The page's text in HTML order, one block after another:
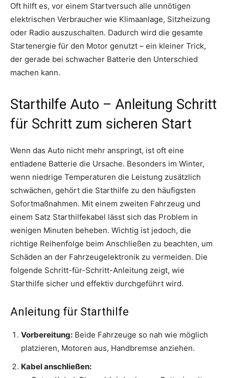
Oft hilft es, vor einem Startversuch alle unnötigen
elektrischen Verbraucher wie Klimaanlage, Sitzheizung
oder Radio auszuschalten. Dadurch wird die gesamte
Startenergie für den Motor genutzt – ein kleiner Trick,
der gerade bei schwacher Batterie den Unterschied
machen kann.
Starthilfe Auto – Anleitung Schritt
für Schritt zum sicheren Start
Wenn das Auto nicht mehr anspringt, ist oft eine
entladene Batterie die Ursache. Besonders im Winter,
wenn niedrige Temperaturen die Leistung zusätzlich
schwächen, gehört die Starthilfe zu den häufigsten
Sofortmaßnahmen. Mit einem zweiten Fahrzeug und
einem Satz Starthilfekabel lässt sich das Problem in
wenigen Minuten beheben. Wichtig ist jedoch, die
richtige Reihenfolge beim Anschließen zu beachten, um
Schäden an der Fahrzeugelektronik zu vermeiden. Die
folgende Schritt-für-Schritt-Anleitung zeigt, wie
Starthilfe sicher und effektiv durchgeführt wird.
Anleitung für Starthilfe
Vorbereitung: Beide Fahrzeuge so nah wie möglich
platzieren, Motoren aus, Handbremse anziehen.
Kabel anschließen: